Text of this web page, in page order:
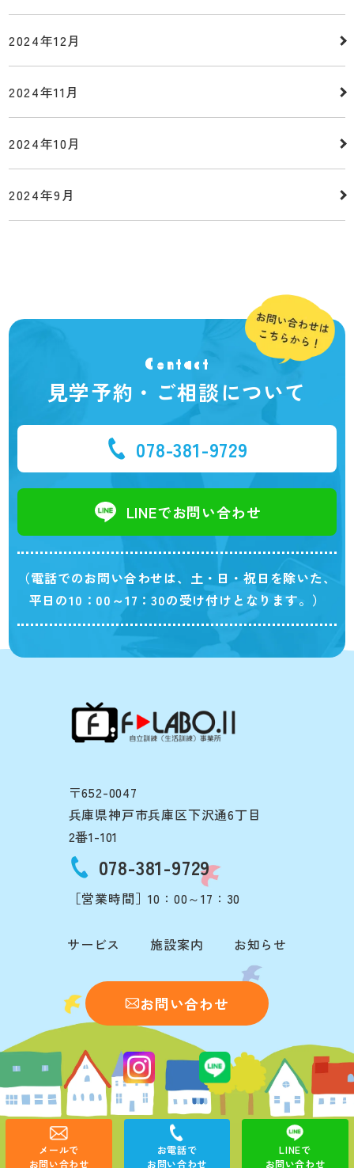
2024年12月
2024年11月
2024年10月
2024年9月
メールで
お問い合わせ
お電話で
お問い合わせ
LINEで
お問い合わせ
Contact
見学予約・ご相談について
078-381-9729
LINEでお問い合わせ
（電話でのお問い合わせは、土・日・祝日を除いた、
平日の10：00～17：30の受け付けとなります。）
〒652-0047
兵庫県神戸市兵庫区下沢通6丁目
2番1-101
078-381-9729
［営業時間］10：00～17：30
サービス 施設案内 お知らせ
お問い合わせ
©2025 F-LABO.Ⅱ